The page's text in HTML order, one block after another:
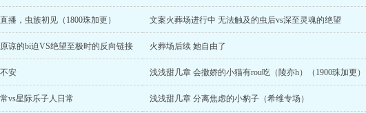
播，虫族初见（1800珠加更） 文案火葬场进行中 无法触及的虫后vs深至灵魂的绝望
谅的bi迫VS绝望至极时的反向链接 火葬场后续 她自由了
安 浅浅甜几章 会撒娇的小猫有rou吃（陵亦h）（1900珠加更）
vs星际乐子人日常 浅浅甜几章 分离焦虑的小豹子（希维专场）